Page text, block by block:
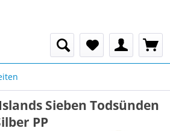
Sieben Todsünden
PP